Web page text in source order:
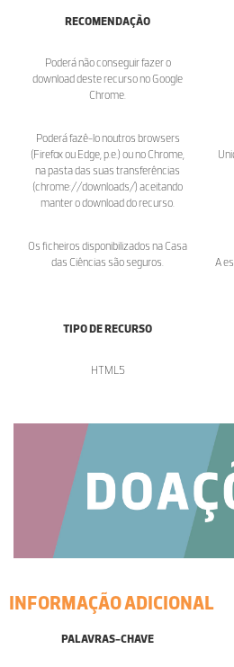
RECOMENDAÇÃO
Poderá não conseguir fazer o
download deste recurso no Google
Chrome.
Poderá fazê-lo noutros browsers
(Firefox ou Edge, p.e.) ou no Chrome,
na pasta das suas transferências
(chrome://downloads/) aceitando
manter o download do recurso.
Os ficheiros disponibilizados na Casa
das Ciências são seguros.
A
TIPO DE RECURSO
HTML5
INFORMAÇÃO ADICIONAL
PALAVRAS-CHAVE